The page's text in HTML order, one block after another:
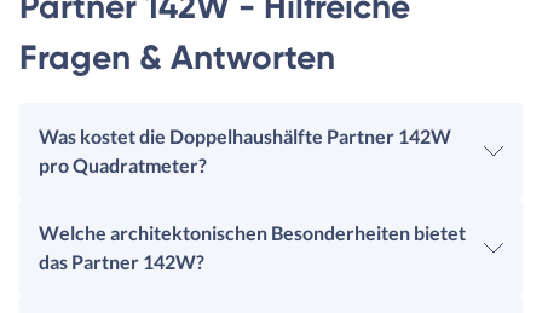
Fragen & Antworten
Was kostet die Doppelhaushälfte Partner 142W
pro Quadratmeter?
Welche architektonischen Besonderheiten bietet
das Partner 142W?